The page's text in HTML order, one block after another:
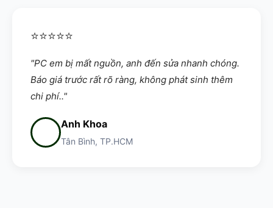
⭐⭐⭐⭐⭐
"PC em bị mất nguồn, anh đến sửa nhanh chóng.
Báo giá trước rất rõ ràng, không phát sinh thêm
chi phí.."
Anh Khoa
Tân Bình, TP.HCM